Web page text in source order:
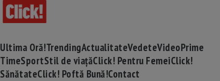
Ultima Oră!TrendingActualitateVedeteVideoPrime
TimeSportStil de viațăClick! Pentru FemeiClick!
SănătateClick! Poftă Bună!Contact